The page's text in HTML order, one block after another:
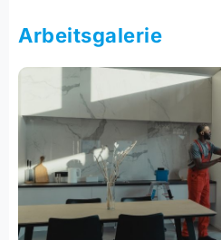
Arbeitsgalerie